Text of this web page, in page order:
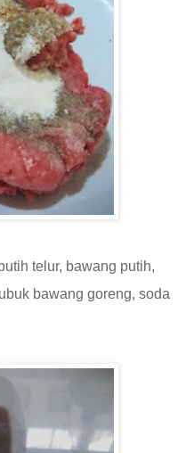
telur, bawang putih,
bawang goreng, soda